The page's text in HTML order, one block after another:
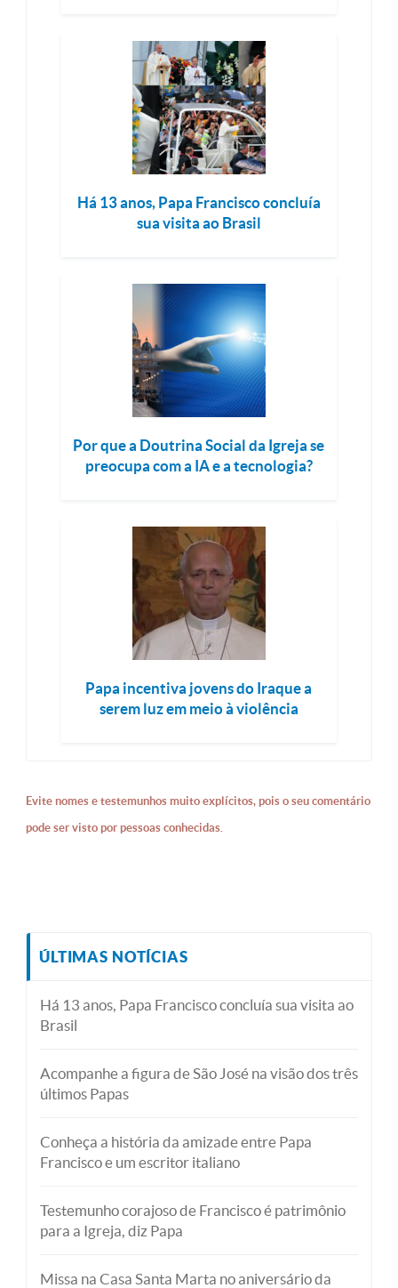
Há 13 anos, Papa Francisco concluía
sua visita ao Brasil
Por que a Doutrina Social da Igreja se
preocupa com a IA e a tecnologia?
Papa incentiva jovens do Iraque a
serem luz em meio à violência
Evite nomes e testemunhos muito explícitos, pois o seu comentário
pode ser visto por pessoas conhecidas.
ÚLTIMAS NOTÍCIAS
Há 13 anos, Papa Francisco concluía sua visita ao
Brasil
Acompanhe a figura de São José na visão dos três
últimos Papas
Conheça a história da amizade entre Papa
Francisco e um escritor italiano
Testemunho corajoso de Francisco é patrimônio
para a Igreja, diz Papa
Missa na Casa Santa Marta no aniversário da